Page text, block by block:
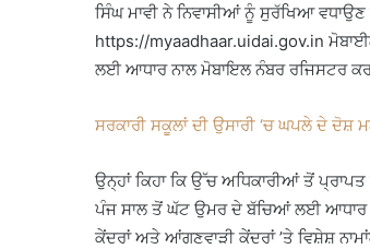
ਸਿੰਘ ਮਾਵੀ ਨੇ ਨਿਵਾਸੀਆਂ ਨੂੰ ਸੁਰੱਖਿਆ
https://myaadhaar.uidai.gov.in
ਲਈ ਆਧਾਰ ਨਾਲ ਮੋਬਾਇਲ ਨੰਬਰ ਰਜਿਸਟਰ
ਸਰਕਾਰੀ ਸਕੂਲਾਂ ਦੀ ਉਸਾਰੀ ‘ਚ ਘਪਲੇ ਦੇ
ਉਨ੍ਹਾਂ ਕਿਹਾ ਕਿ ਉੱਚ ਅਧਿਕਾਰੀਆਂ ਤੋਂ ਪ੍ਰਾਪਤ
ਪੰਜ ਸਾਲ ਤੋਂ ਘੱਟ ਉਮਰ ਦੇ ਬੱਚਿਆਂ ਲਈ ਆਧਾਰ
ਕੇਂਦਰਾਂ ਅਤੇ ਆਂਗਣਵਾੜੀ ਕੇਂਦਰਾਂ ’ਤੇ ਵਿਸ਼ੇਸ਼